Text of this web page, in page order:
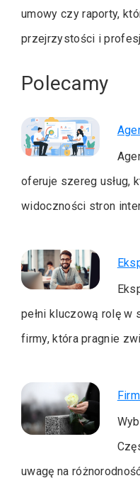
umowy czy raporty,
przejrzystości i
Polecamy
oferuje szereg usług,
widoczności stron
pełni kluczową rolę w
firmy, która pragnie
uwagę na